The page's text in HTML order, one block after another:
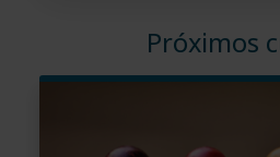
Próximos